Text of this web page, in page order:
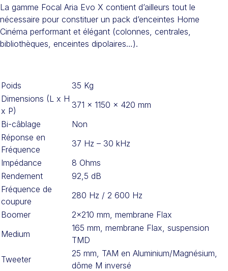
La gamme Focal Aria Evo X contient d’ailleurs tout le
nécessaire pour constituer un pack d’enceintes Home
Cinéma performant et élégant (colonnes, centrales,
bibliothèques, enceintes dipolaires…).
Poids
35 Kg
Dimensions (L x H
x P)
371 x 1150 x 420 mm
Bi-câblage
Non
Réponse en
Fréquence
37 Hz – 30 kHz
Impédance
8 Ohms
Rendement
92,5 dB
Fréquence de
coupure
280 Hz / 2 600 Hz
Boomer
2×210 mm, membrane Flax
Medium
165 mm, membrane Flax, suspension
TMD
Tweeter
25 mm, TAM en Aluminium/Magnésium,
dôme M inversé